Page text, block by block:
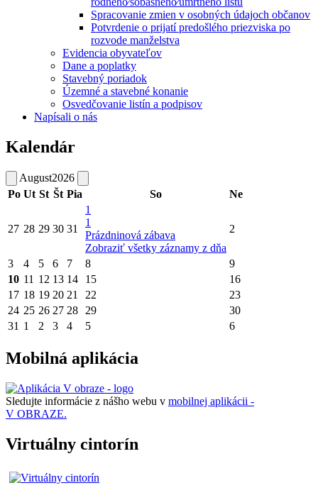
Spracovanie zmien v osobných údajoch občanov
Potvrdenie o prijatí predošlého priezviska po
rozvode manželstva
Evidencia obyvateľov
Dane a poplatky
Stavebný poriadok
Územné a stavebné konanie
Osvedčovanie listín a podpisov
Napísali o nás
Kalendár
August2026
Po Ut St Št Pia So Ne
27 28 29 30 31
1
1
Prázdninová zábava
Zobraziť všetky záznamy z dňa
2
3 4 5 6 7 8
9
10 11 12 13 14 15
16
17 18 19 20 21 22
23
24 25 26 27 28 29
30
31 1 2 3 4 5 6
Mobilná aplikácia
Sledujte informácie z nášho webu v mobilnej aplikácii -
V OBRAZE.
Virtuálny cintorín